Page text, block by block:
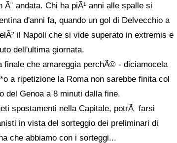
andata. Chi ha piÃ¹ anni alle spalle si
d'anni fa, quando un gol di Delvecchio a
il Napoli che si vide superato in extremis e
dell'ultima giornata.
finale che amareggia perchÃ© - diciamocela
a ripetizione la Roma non sarebbe finita col
del Genoa a 8 minuti dalla fine.
spostamenti nella Capitale, potrÃ farsi
in vista del sorteggio dei preliminari di
che abbiamo con i sorteggi...